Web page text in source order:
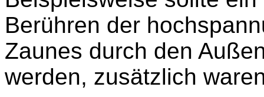
Berühren der
Zaunes durch den
werden, zusätzlich